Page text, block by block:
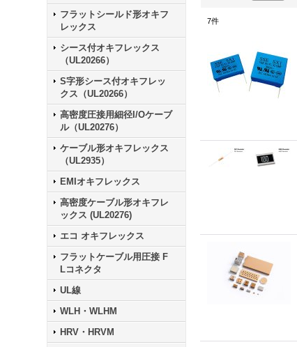
フラットシールド形オキフ
レックス
シース付オキフレックス
（UL20266）
S字形シース付オキフレッ
クス（UL20266）
高密度圧接用細径I/Oケーブ
ル（UL20276）
ケーブル形オキフレックス
（UL2935）
EMIオキフレックス
高密度ケーブル形オキフレ
ックス (UL20276)
エコ オキフレックス
フラットケーブル用圧接 F
Lコネクタ
UL線
WLH・WLHM
HRV・HRVM
7件